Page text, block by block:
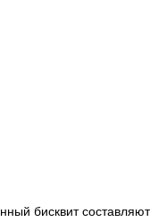
бисквит составляют